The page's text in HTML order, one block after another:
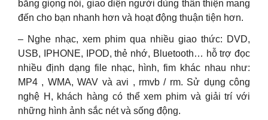
bằng giọng nói, giao diện người dùng thân thiện mang
đến cho bạn nhanh hơn và hoạt động thuận tiện hơn.
– Nghe nhạc, xem phim qua nhiều giao thức: DVD,
USB, IPHONE, IPOD, thẻ nhớ, Bluetooth… hỗ trợ đọc
nhiều định dạng file nhạc, hình, fim khác nhau như:
MP4 , WMA, WAV và avi , rmvb / rm. Sử dụng công
nghệ H, khách hàng có thể xem phim và giải trí với
những hình ảnh sắc nét và sống động.